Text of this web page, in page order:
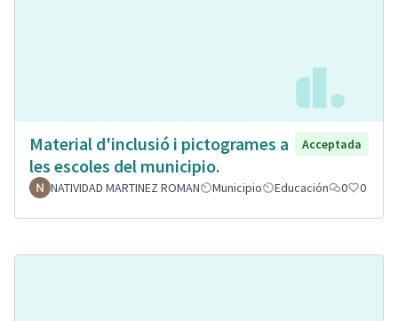
Material d'inclusió i pictogrames a
les escoles del municipio.
Acceptada
NATIVIDAD MARTINEZ ROMAN Municipio Educación 0 0